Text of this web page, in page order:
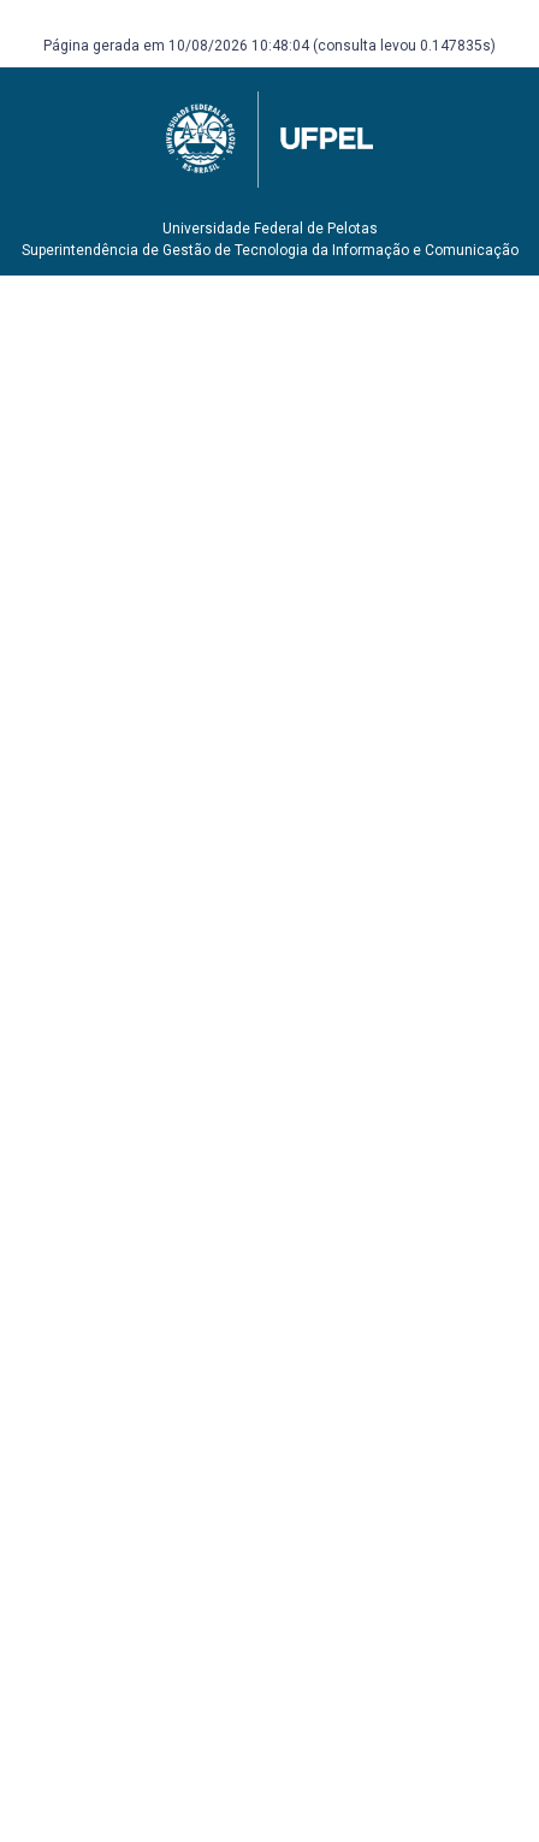
Página gerada em 10/08/2026 10:48:04 (consulta levou 0.147835s)
Universidade Federal de Pelotas
Superintendência de Gestão de Tecnologia da Informação e Comunicação